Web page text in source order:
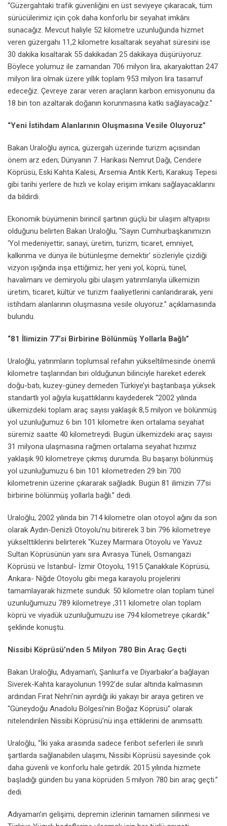
“Güzergahtaki trafik güvenliğini en üst seviyeye çıkaracak, tüm
sürücülerimiz için çok daha konforlu bir seyahat imkânı
sunacağız. Mevcut haliyle 52 kilometre uzunluğunda hizmet
veren güzergahı 11,2 kilometre kısaltarak seyahat süresini ise
30 dakika kısaltarak 55 dakikadan 25 dakikaya düşürüyoruz.
Böylece yolumuz ile zamandan 706 milyon lira, akaryakıttan 247
milyon lira olmak üzere yıllık toplam 953 milyon lira tasarruf
edeceğiz. Çevreye zarar veren araçların karbon emisyonunu da
18 bin ton azaltarak doğanın korunmasına katkı sağlayacağız.”
“Yeni İstihdam Alanlarının Oluşmasına Vesile Oluyoruz”
Bakan Uraloğlu ayrıca, güzergah üzerinde turizm açısından
önem arz eden; Dünyanın 7. Harikası Nemrut Dağı, Cendere
Köprüsü, Eski Kahta Kalesi, Arsemia Antik Kerti, Karakuş Tepesi
gibi tarihi yerlere de hızlı ve kolay erişim imkanı sağlayacaklarını
da bildirdi.
Ekonomik büyümenin birincil şartının güçlü bir ulaşım altyapısı
olduğunu belirten Bakan Uraloğlu, “Sayın Cumhurbaşkanımızın
‘Yol medeniyettir; sanayi, üretim, turizm, ticaret, emniyet,
kalkınma ve dünya ile bütünleşme demektir’ sözleriyle çizdiği
vizyon ışığında inşa ettiğimiz; her yeni yol, köprü, tünel,
havalimanı ve demiryolu gibi ulaşım yatırımlarıyla ülkemizin
üretim, ticaret, kültür ve turizm faaliyetlerini canlandırarak, yeni
istihdam alanlarının oluşmasına vesile oluyoruz.” açıklamasında
bulundu.
“81 İlimizin 77’si Birbirine Bölünmüş Yollarla Bağlı”
Uraloğlu, yatırımların toplumsal refahın yükseltilmesinde önemli
kilometre taşlarından biri olduğunun bilinciyle hareket ederek
doğu-batı, kuzey-güney demeden Türkiye’yi baştanbaşa yüksek
standartlı yol ağıyla kuşattıklarını kaydederek “2002 yılında
ülkemizdeki toplam araç sayısı yaklaşık 8,5 milyon ve bölünmüş
yol uzunluğumuz 6 bin 101 kilometre iken ortalama seyahat
süremiz saatte 40 kilometreydi. Bugün ülkemizdeki araç sayısı
31 milyona ulaşmasına rağmen ortalama seyahat hızımız
yaklaşık 90 kilometreye çıkmış durumda. Bu başarıyı bölünmüş
yol uzunluğumuzu 6 bin 101 kilometreden 29 bin 700
kilometrenin üzerine çıkararak sağladık. Bugün 81 ilimizin 77’si
birbirine bölünmüş yollarla bağlı.” dedi.
Uraloğlu, 2002 yılında bin 714 kilometre olan otoyol ağını da son
olarak Aydın-Denizli Otoyolu’nu bitirerek 3 bin 796 kilometreye
yükselttiklerini belirterek “Kuzey Marmara Otoyolu ve Yavuz
Sultan Köprüsünün yanı sıra Avrasya Tüneli, Osmangazi
Köprüsü ve İstanbul- İzmir Otoyolu, 1915 Çanakkale Köprüsü,
Ankara- Niğde Otoyolu gibi mega karayolu projelerini
tamamlayarak hizmete sunduk. 50 kilometre olan toplam tünel
uzunluğumuzu 789 kilometreye ,311 kilometre olan toplam
köprü ve viyadük uzunluğumuzu ise 794 kilometreye çıkardık.”
şeklinde konuştu.
Nissibi Köprüsü’nden 5 Milyon 780 Bin Araç Geçti
Bakan Uraloğlu, Adıyaman’ı, Şanlıurfa ve Diyarbakır’a bağlayan
Siverek-Kahta karayolunun 1992’de sular altında kalmasının
ardından Fırat Nehri’nin ayırdığı iki yakayı bir araya getiren ve
“Güneydoğu Anadolu Bölgesi’nin Boğaz Köprüsü” olarak
nitelendirilen Nissibi Köprüsü’nü inşa ettiklerini de anımsattı.
Uraloğlu, “İki yaka arasında sadece feribot seferleri ile sınırlı
şartlarda sağlanabilen ulaşımı, Nissibi Köprüsü sayesinde çok
daha güvenli ve konforlu hale getirdik. 2015 yılında hizmete
başladığı günden bu yana köprüden 5 milyon 780 bin araç geçti.”
dedi.
Adıyaman’ın gelişimi, depremin izlerinin tamamen silinmesi ve